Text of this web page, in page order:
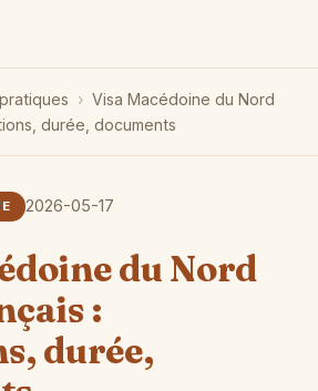
› Visa Macédoine du Nord
durée, documents
2026-05-17
du Nord
:
durée,